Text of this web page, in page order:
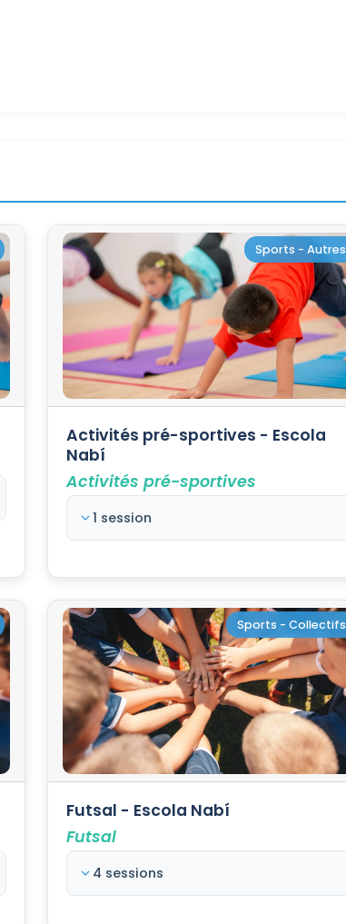
Sports - Autres
Activités pré-sportives - Escola
Nabí
Activités pré-sportives
1 session
Sports - Collectifs
Futsal - Escola Nabí
Futsal
4 sessions